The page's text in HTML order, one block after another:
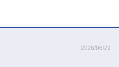
2026/06/29